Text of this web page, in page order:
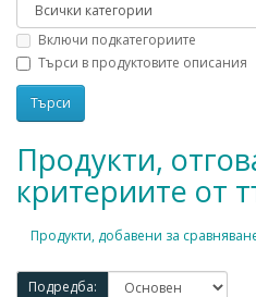
Включи подкатегориите
Търси в продуктовите описания
Продукти,
критериите от
Продукти, добавени за
Подредба: